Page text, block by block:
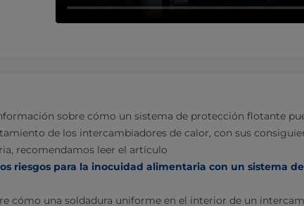
sobre cómo un sistema de protección flotante
de los intercambiadores de calor, con sus
recomendamos leer el artículo
riesgos para la inocuidad alimentaria con un sistema
cómo una soldadura uniforme en el interior de un